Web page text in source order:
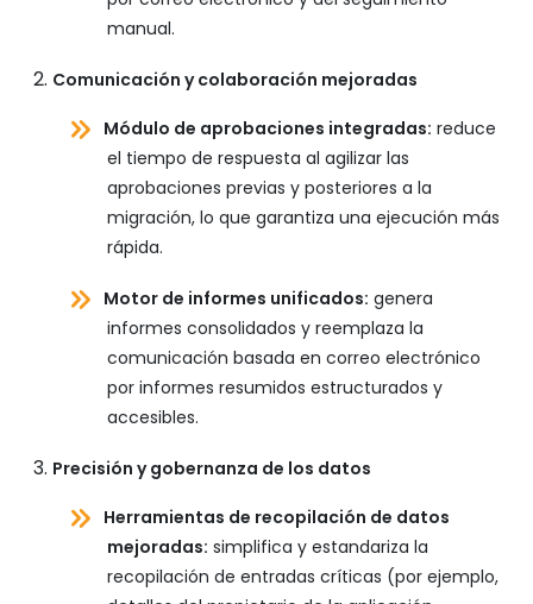
manual.
Comunicación y colaboración mejoradas
Módulo de aprobaciones integradas: reduce
el tiempo de respuesta al agilizar las
aprobaciones previas y posteriores a la
migración, lo que garantiza una ejecución más
rápida.
Motor de informes unificados: genera
informes consolidados y reemplaza la
comunicación basada en correo electrónico
por informes resumidos estructurados y
accesibles.
Precisión y gobernanza de los datos
Herramientas de recopilación de datos
mejoradas: simplifica y estandariza la
recopilación de entradas críticas (por ejemplo,